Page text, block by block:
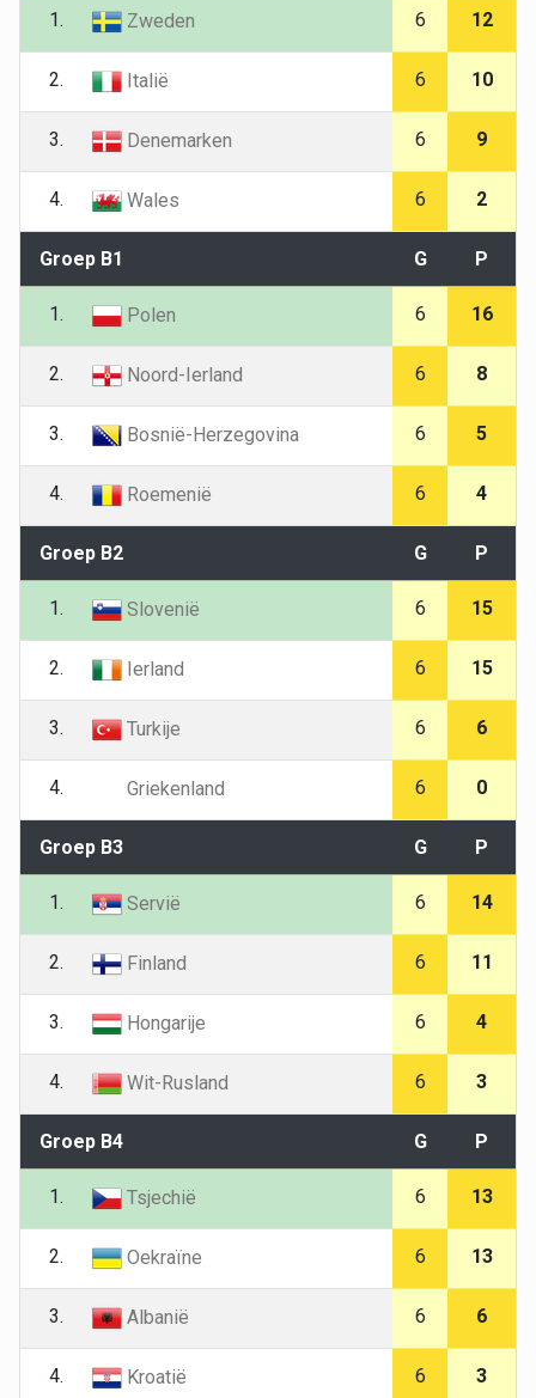
1. Zweden 6 12
2. Italië 6 10
3. Denemarken 6 9
4. Wales 6 2
Groep B1 G P
1. Polen 6 16
2. Noord-Ierland 6 8
3. Bosnië-Herzegovina 6 5
4. Roemenië 6 4
Groep B2 G P
1. Slovenië 6 15
2. Ierland 6 15
3. Turkije 6 6
4. Griekenland 6 0
Groep B3 G P
1. Servië 6 14
2. Finland 6 11
3. Hongarije 6 4
4. Wit-Rusland 6 3
Groep B4 G P
1. Tsjechië 6 13
2. Oekraïne 6 13
3. Albanië 6 6
4. Kroatië 6 3